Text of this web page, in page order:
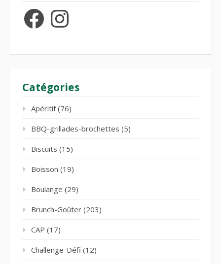
FacebookInstagram
Catégories
Apéritif(76)
BBQ-grillades-brochettes (5)
Biscuits (15)
Boisson (19)
Boulange (29)
Brunch-Goûter (203)
CAP (17)
Challenge-Défi (12)